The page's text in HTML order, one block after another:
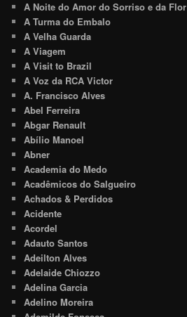
A Noite do Amor do Sorriso e da Flor
A Turma do Embalo
A Velha Guarda
A Viagem
A Visit to Brazil
A Voz da RCA Victor
A. Francisco Alves
Abel Ferreira
Abgar Renault
Abílio Manoel
Abner
Academia do Medo
Acadêmicos do Salgueiro
Achados & Perdidos
Acidente
Acordel
Adauto Santos
Adeilton Alves
Adelaide Chiozzo
Adelina Garcia
Adelino Moreira